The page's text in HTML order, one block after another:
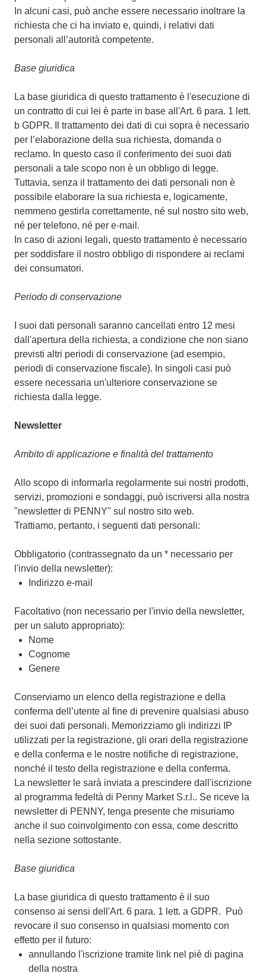
In alcuni casi, può anche essere necessario inoltrare la
richiesta che ci ha inviato e, quindi, i relativi dati
personali all’autorità competente.
Base giuridica
La base giuridica di questo trattamento è l'esecuzione di
un contratto di cui lei è parte in base all'Art. 6 para. 1 lett.
b GDPR. Il trattamento dei dati di cui sopra è necessario
per l’elaborazione della sua richiesta, domanda o
reclamo. In questo caso il conferimento dei suoi dati
personali a tale scopo non è un obbligo di legge.
Tuttavia, senza il trattamento dei dati personali non è
possibile elaborare la sua richiesta e, logicamente,
nemmeno gestirla correttamente, né sul nostro sito web,
né per telefono, né per e-mail.
In caso di azioni legali, questo trattamento è necessario
per soddisfare il nostro obbligo di rispondere ai reclami
dei consumatori.
Periodo di conservazione
I suoi dati personali saranno cancellati entro 12 mesi
dall'apertura della richiesta, a condizione che non siano
previsti altri periodi di conservazione (ad esempio,
periodi di conservazione fiscale). In singoli casi può
essere necessaria un'ulteriore conservazione se
richiesta dalla legge.
Newsletter
Ambito di applicazione e finalità del trattamento
Allo scopo di informarla regolarmente sui nostri prodotti,
servizi, promozioni e sondaggi, può iscriversi alla nostra
"newsletter di PENNY" sul nostro sito web.
Trattiamo, pertanto, i seguenti dati personali:
Obbligatorio (contrassegnato da un * necessario per
l'invio della newsletter):
Indirizzo e-mail
Facoltativo (non necessario per l'invio della newsletter,
per un saluto appropriato):
Nome
Cognome
Genere
Conserviamo un elenco della registrazione e della
conferma dell’utente al fine di prevenire qualsiasi abuso
dei suoi dati personali. Memorizziamo gli indirizzi IP
utilizzati per la registrazione, gli orari della registrazione
e della conferma e le nostre notifiche di registrazione,
nonché il testo della registrazione e della conferma.
La newsletter le sarà inviata a prescindere dall'iscrizione
al programma fedeltà di Penny Market S.r.l.. Se riceve la
newsletter di PENNY, tenga presente che misuriamo
anche il suo coinvolgimento con essa, come descritto
nella sezione sottostante.
Base giuridica
La base giuridica di questo trattamento è il suo
consenso ai sensi dell'Art. 6 para. 1 lett. a GDPR. Può
revocare il suo consenso in qualsiasi momento con
effetto per il futuro:
annullando l'iscrizione tramite link nel piè di pagina
della nostra